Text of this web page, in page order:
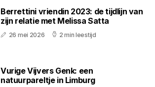
Berrettini vriendin 2023: de tijdlijn van
zijn relatie met Melissa Satta
26 mei 2026 2 min leestijd
Vurige Vijvers Genk: een
natuurpareltje in Limburg